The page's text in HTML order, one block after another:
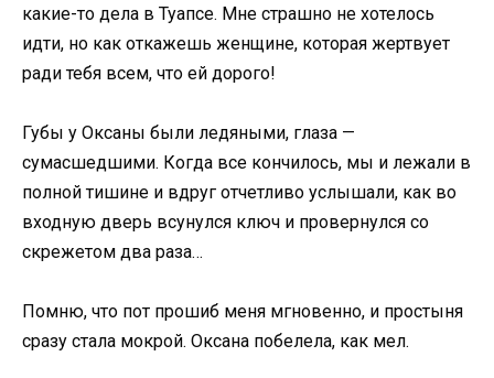
какие-то дела в Туапсе. Мне страшно не хотелось
идти, но как откажешь женщине, которая жертвует
ради тебя всем, что ей дорого!
Губы у Оксаны были ледяными, глаза —
сумасшедшими. Когда все кончилось, мы и лежали в
полной тишине и вдруг отчетливо услышали, как во
входную дверь всунулся ключ и провернулся со
скрежетом два раза…
Помню, что пот прошиб меня мгновенно, и простыня
сразу стала мокрой. Оксана побелела, как мел.